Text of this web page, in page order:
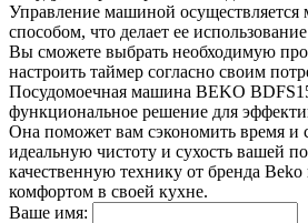
Управление машиной осуществляется
способом, что делает ее
Вы сможете выбрать необходимую
настроить таймер согласно своим
Посудомоечная машина BEKO
функциональное решение для
Она поможет вам сэкономить время и
идеальную чистоту и сухость вашей
качественную технику от бренда Beko
комфортом в своей кухне.
Ваше имя: